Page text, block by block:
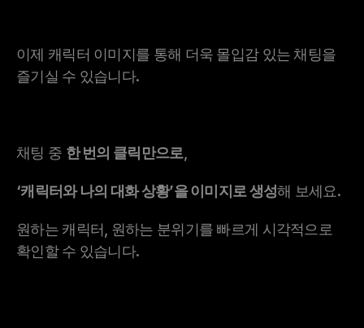
이제 캐릭터 이미지를 통해 더욱 몰입감 있는 채팅을
즐기실 수 있습니다.
채팅 중 한 번의 클릭만으로
‘캐릭터와 나의 대화 상황’을 이미지로 생성해 보세요.
원하는 캐릭터, 원하는 분위기를 빠르게 시각적으로
확인할 수 있습니다.